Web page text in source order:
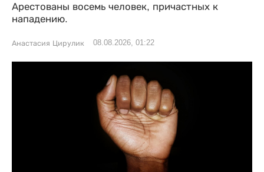
Арестованы восемь человек, причастных к
нападению.
Анастасия Цирулик 08.08.2026, 01:22